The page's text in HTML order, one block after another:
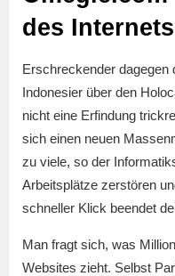
des Internets
Erschreckender dagegen
Indonesier über den
nicht eine Erfindung
sich einen neuen
zu viele, so der
Arbeitsplätze zerstören
schneller Klick beendet
Man fragt sich, was
Websites zieht. Selbst